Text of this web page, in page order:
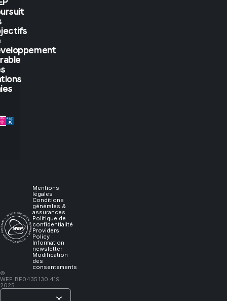
Mentions
légales
Conditions
générales &
assurances
Politique de
confidentialité
Providers
Policy
Information
newsletter
Modification
des
consentements
©
WEP
2025
BE0435.130.419
But
if
you
let
me
will
learn."
Lao